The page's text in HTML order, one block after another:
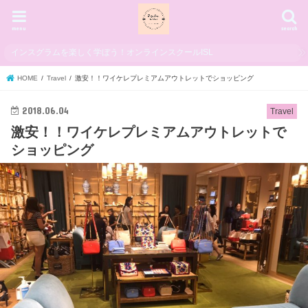
search
menu
インスグラムを楽しく学ぼう！オンラインスクールISL
HOME Travel 激安！！ワイケレプレミアムアウトレットでショッピング
Travel
2018.06.04
激安！！ワイケレプレミアムアウトレットで
ショッピング